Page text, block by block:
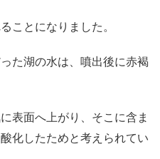
ことになりました。
た湖の水は、噴出後に赤褐
表面へ上がり、そこに含ま
化したためと考えられてい